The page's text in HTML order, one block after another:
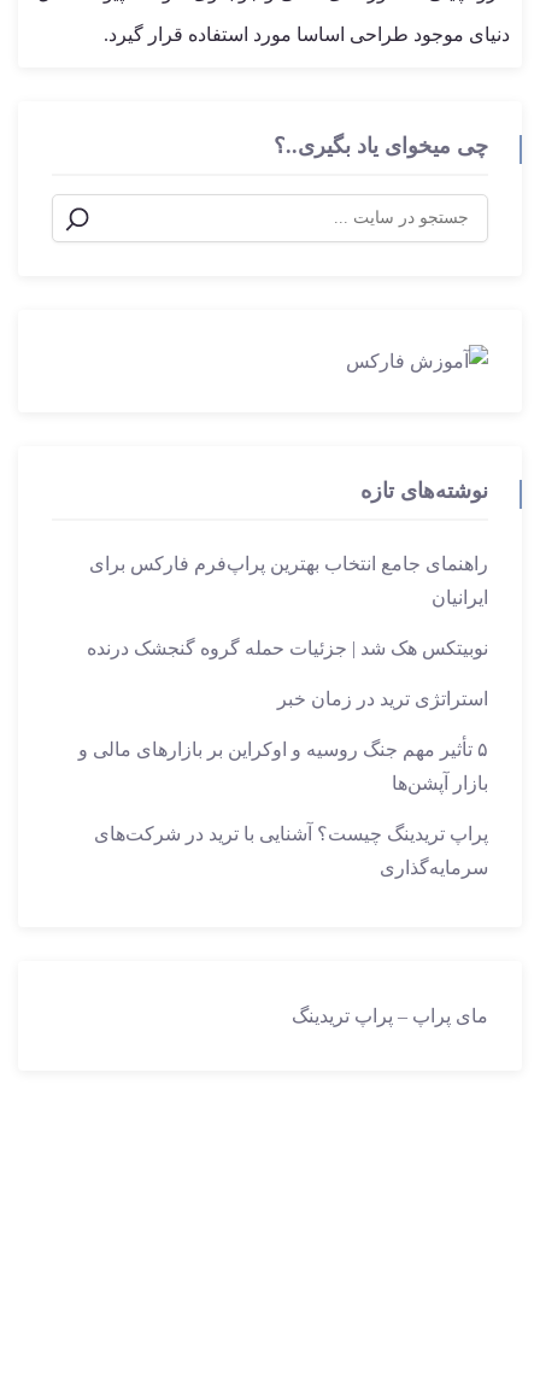
دنیای موجود طراحی اساسا مورد استفاده قرار گیرد.
چی میخوای یاد بگیری..؟
نوشته‌های تازه
راهنمای جامع انتخاب بهترین پراپ‌فرم فارکس برای
ایرانیان
نوبیتکس هک شد | جزئیات حمله گروه گنجشک درنده
استراتژی ترید در زمان خبر
۵ تأثیر مهم جنگ روسیه و اوکراین بر بازارهای مالی و
بازار آپشن‌ها
پراپ تریدینگ چیست؟ آشنایی با ترید در شرکت‌های
سرمایه‌گذاری
مای پراپ – پراپ تریدینگ